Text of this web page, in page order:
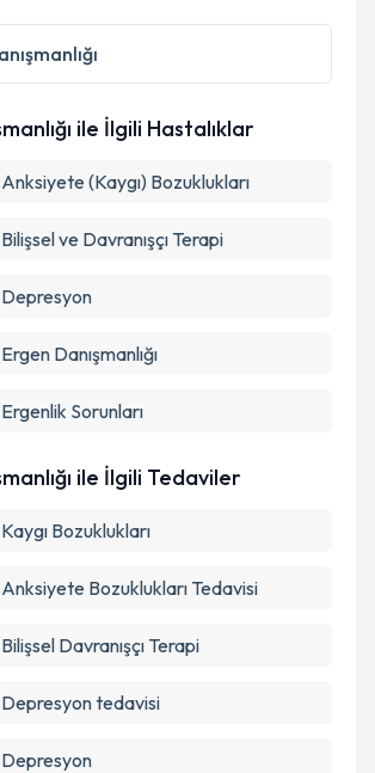
verilerimin işlenmesine ilişkin
'ni okudum ve kişisel verilerimin belirtilen
ile İlgili Hastalıklar
(Kaygı) Bozuklukları
ve Davranışçı Terapi
Danışmanlığı
Sorunları
ile İlgili Tedaviler
Bozuklukları
Bozuklukları Tedavisi
Davranışçı Terapi
tedavisi